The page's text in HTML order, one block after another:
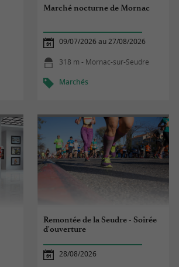
Marché nocturne de Mornac
09/07/2026 au 27/08/2026
318 m - Mornac-sur-Seudre
Marchés
Remontée de la Seudre - Soirée
d'ouverture
28/08/2026